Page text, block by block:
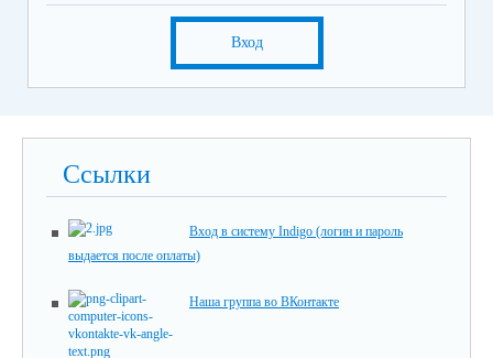
Вход
Ссылки
Вход в систему Indigo (логин и пароль
выдается после оплаты)
Наша группа во ВКонтакте